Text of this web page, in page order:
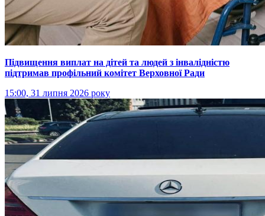
Підвищення виплат на дітей та людей з інвалідністю
підтримав профільний комітет Верховної Ради
15:00, 31 липня 2026 року